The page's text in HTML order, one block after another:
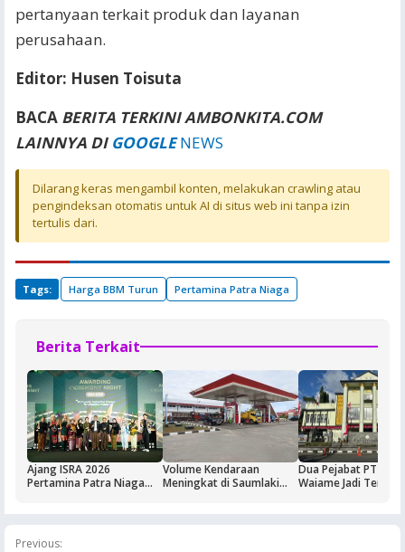
pertanyaan terkait produk dan layanan
perusahaan.
Editor: Husen Toisuta
BACA BERITA TERKINI AMBONKITA.COM
LAINNYA DI GOOGLENEWS
Dilarang keras mengambil konten, melakukan crawling atau
pengindeksan otomatis untuk AI di situs web ini tanpa izin
tertulis dari.
Tags: Harga BBM Turun Pertamina Patra Niaga
Berita Terkait
Ajang ISRA 2026
Pertamina Patra Niaga
Volume Kendaraan
Meningkat di Saumlaki
Dua Pejabat PT Dok
Waiame Jadi
Previous: